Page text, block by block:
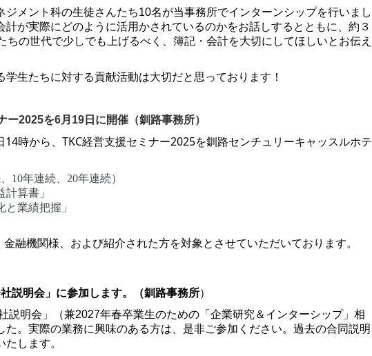
ジメント科の生徒さんたち10名が当事務所でインターンシップを行いまし
計が実際にどのように活用かされているのかをお話しするとともに、約３
ちの世代で少しでも上げるべく、簿記・会計を大切にしてほしいとお伝え
生たちに対する貢献活動は大切だと思っております！
ー2025を6月19日に開催 （釧路事務所）
時から、 TKC経営支援セミナー2025を釧路センチュリーキャッスルホテ
10年連続、20年連続）
算書」
業績把握」
融機関様、および紹介された方を対象とさせていただいております。
説明会」に参加します。 （釧路事務所）
説明会」（兼2027年春卒業生のための「企業研究＆インターシップ」相
。実際の業務に興味のある方は、是非ご参加ください。過去の合同説明
します。